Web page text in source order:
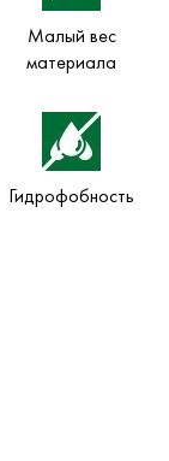
Малый вес
материала
Гидрофобность